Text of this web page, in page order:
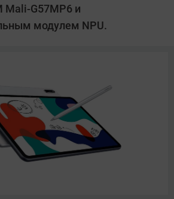
Mali-G57MP6 и
модулем NPU.